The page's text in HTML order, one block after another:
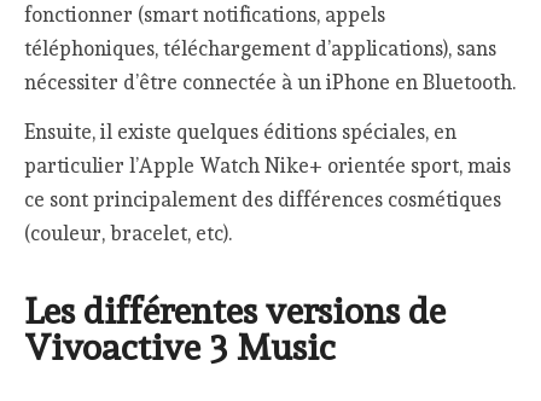
fonctionner (smart notifications, appels
téléphoniques, téléchargement d’applications), sans
nécessiter d’être connectée à un iPhone en Bluetooth.
Ensuite, il existe quelques éditions spéciales, en
particulier l’Apple Watch Nike+ orientée sport, mais
ce sont principalement des différences cosmétiques
(couleur, bracelet, etc).
Les différentes versions de
Vivoactive 3 Music